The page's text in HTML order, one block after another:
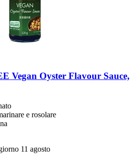
Vegan Oyster Flavour Sauce,
e rosolare
11 agosto